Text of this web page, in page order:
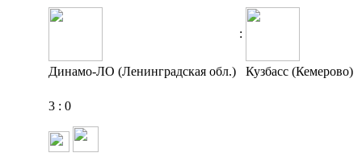
:
Динамо-ЛО (Ленинградская обл.) Кузбасс (Кемерово)
3 : 0